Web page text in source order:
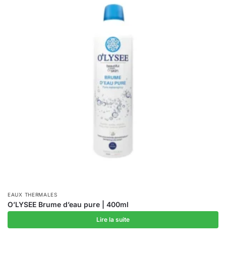
EAUX THERMALES
O’LYSEE Brume d’eau pure | 400ml
Lire la suite